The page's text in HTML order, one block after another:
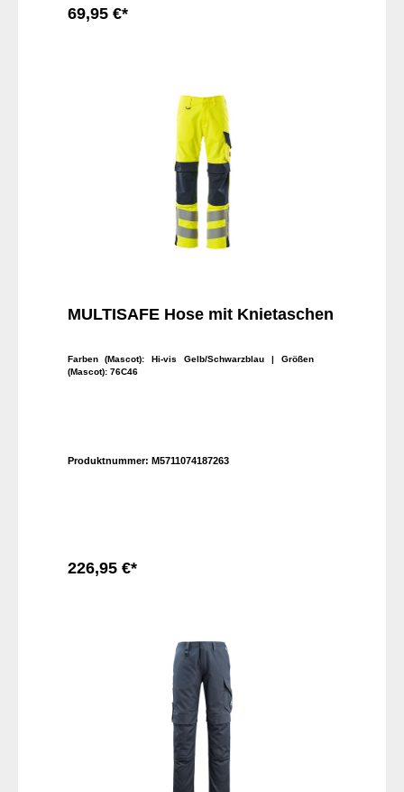
69,95 €*
MULTISAFE Hose mit Knietaschen
Farben (Mascot): Hi-vis Gelb/Schwarzblau | Größen
(Mascot): 76C46
Produktnummer: M5711074187263
226,95 €*